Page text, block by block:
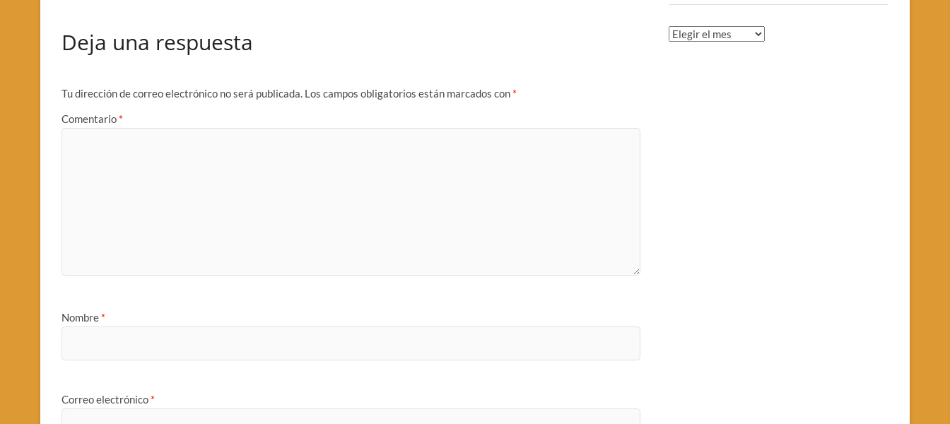
Deja una respuesta
Tu dirección de correo electrónico no será publicada. Los campos obligatorios están marcados con *
Comentario *
Nombre *
Correo electrónico *
Archivos